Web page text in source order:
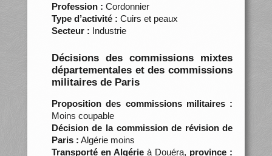
Profession : Cordonnier
Type d’activité : Cuirs et peaux
Secteur : Industrie
Décisions des commissions mixtes
départementales et des commissions
militaires de Paris
Proposition des commissions militaires :
Moins coupable
Décision de la commission de révision de
Paris : Algérie moins
Transporté en Algérieà Douéra, province :